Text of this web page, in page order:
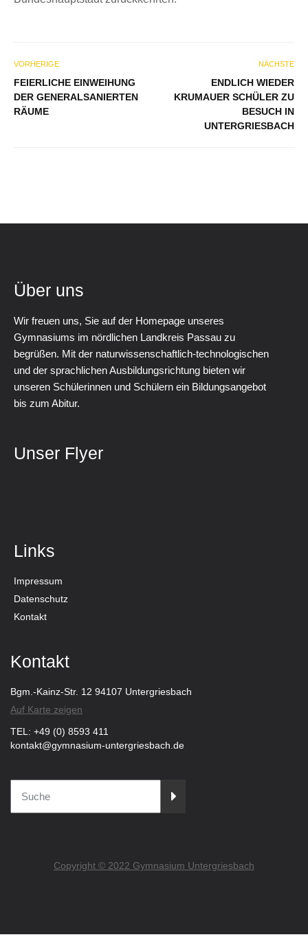
VORHERIGE
FEIERLICHE EINWEIHUNG
DER GENERALSANIERTEN
RÄUME
NÄCHSTE
ENDLICH WIEDER
KRUMAUER SCHÜLER ZU
BESUCH IN
UNTERGRIESBACH
Über uns
Wir freuen uns, Sie auf der Homepage unseres
Gymnasiums im nördlichen Landkreis Passau zu
begrüßen. Mit der naturwissenschaftlich-technologischen
und der sprachlichen Ausbildungsrichtung bieten wir
unseren Schülerinnen und Schülern ein Bildungsangebot
bis zum Abitur.
Unser Flyer
Links
Impressum
Datenschutz
Kontakt
Kontakt
Bgm.-Kainz-Str. 12 94107 Untergriesbach
Auf Karte zeigen
TEL: +49 (0) 8593 411
kontakt@gymnasium-untergriesbach.de
Copyright © 2022 Gymnasium Untergriesbach